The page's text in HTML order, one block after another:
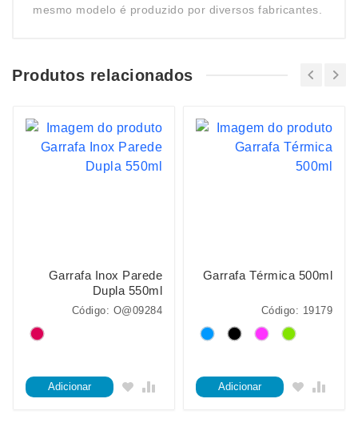
mesmo modelo é produzido por diversos fabricantes.
Produtos relacionados
Garrafa Inox Parede
Dupla 550ml
Código: O@09284
Adicionar
Garrafa Térmica 500ml
Código: 19179
Adicionar